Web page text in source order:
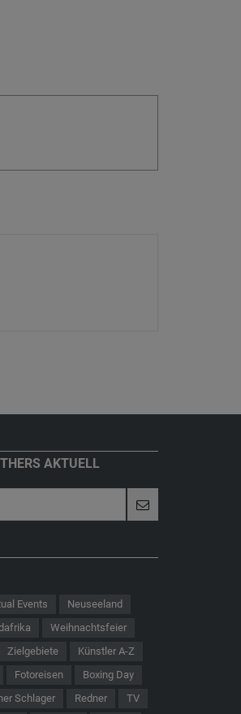
Route 66
AKTUELL
Events
Neuseeland
Weihnachtsfeier
Zielgebiete
Künstler A-Z
Fotoreisen
Boxing Day
Schlager Redner TV